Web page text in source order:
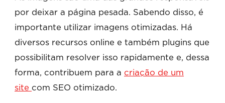
por deixar a página pesada. Sabendo disso, é
importante utilizar imagens otimizadas. Há
diversos recursos online e também plugins que
possibilitam resolver isso rapidamente e, dessa
forma, contribuem para a criação de um
site com SEO otimizado.